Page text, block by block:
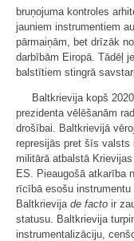
bruņojuma kontroles
jauniem instrumentiem
pārmaiņām, bet drīzāk
darbībām Eiropā. Tādēļ
balstītiem stingrā
Baltkrievija kopš
prezidenta vēlēšanām
drošībai. Baltkrievijā
represijās pret šīs valsts
militārā atbalstā
ES. Pieaugošā atkarība
rīcībā esošu instrumentu
Baltkrievija de facto ir
statusu. Baltkrievija
instrumentalizāciju,